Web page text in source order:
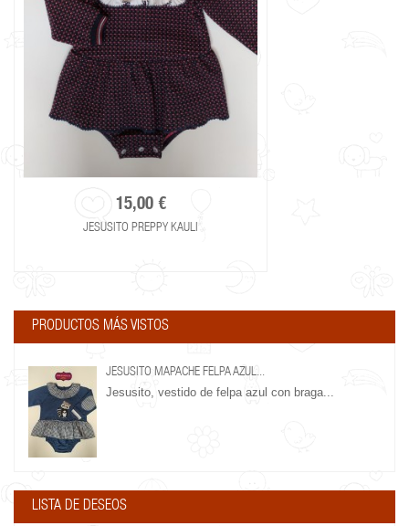
15,00 €
JESUSITO PREPPY KAULI
PRODUCTOS MÁS VISTOS
JESUSITO MAPACHE FELPA AZUL...
Jesusito, vestido de felpa azul con braga...
LISTA DE DESEOS